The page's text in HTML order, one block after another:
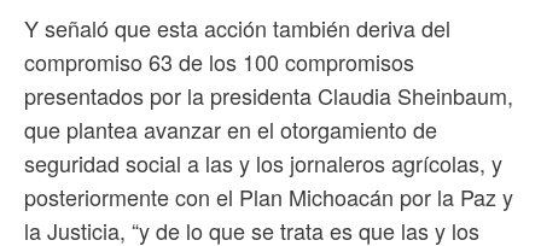
Y señaló que esta acción también deriva del
compromiso 63 de los 100 compromisos
presentados por la presidenta Claudia Sheinbaum,
que plantea avanzar en el otorgamiento de
seguridad social a las y los jornaleros agrícolas, y
posteriormente con el Plan Michoacán por la Paz y
la Justicia, “y de lo que se trata es que las y los